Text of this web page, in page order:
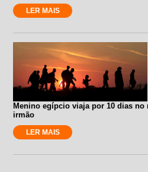
LER MAIS
Menino egípcio viaja por 10 dias no
irmão
LER MAIS